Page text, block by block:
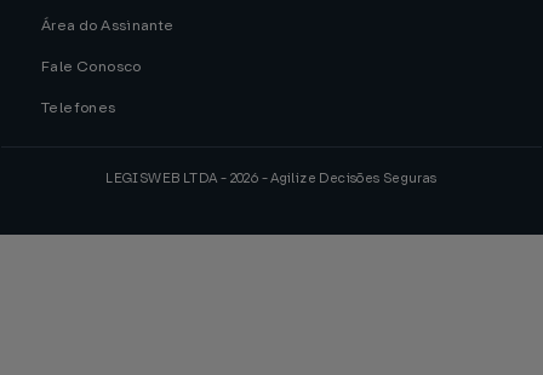
Área do Assinante
Fale Conosco
Telefones
LEGISWEB LTDA - 2026 - Agilize Decisões Seguras